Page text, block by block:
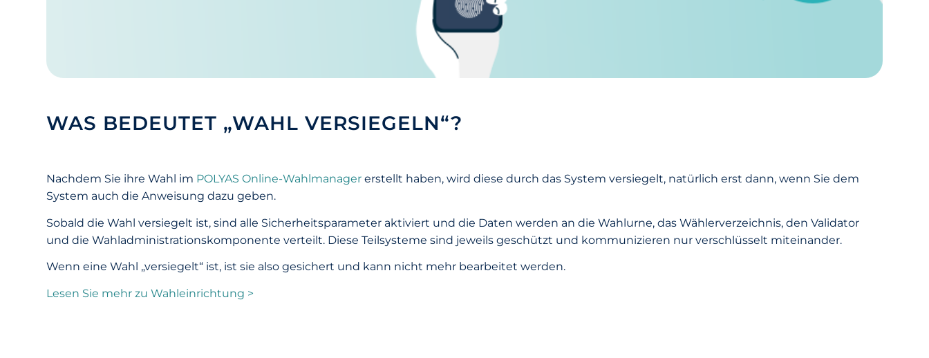
WAS BEDEUTET „WAHL VERSIEGELN“?
Nachdem Sie ihre Wahl im POLYAS Online-Wahlmanager erstellt haben, wird diese durch das System versiegelt, natürlich erst dann, wenn Sie dem
System auch die Anweisung dazu geben.
Sobald die Wahl versiegelt ist, sind alle Sicherheitsparameter aktiviert und die Daten werden an die Wahlurne, das Wählerverzeichnis, den Validator
und die Wahladministrationskomponente verteilt. Diese Teilsysteme sind jeweils geschützt und kommunizieren nur verschlüsselt miteinander.
Wenn eine Wahl „versiegelt“ ist, ist sie also gesichert und kann nicht mehr bearbeitet werden.
Lesen Sie mehr zu Wahleinrichtung >